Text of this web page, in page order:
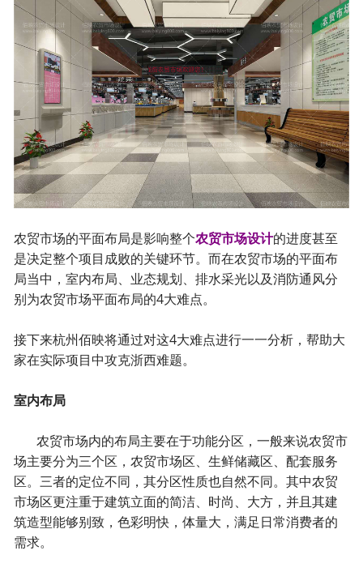
农贸市场的平面布局是影响整个农贸市场设计的进度甚至
是决定整个项目成败的关键环节。而在农贸市场的平面布
局当中，室内布局、业态规划、排水采光以及消防通风分
别为农贸市场平面布局的4大难点。
接下来杭州佰映将通过对这4大难点进行一一分析，帮助大
家在实际项目中攻克浙西难题。
室内布局
农贸市场内的布局主要在于功能分区，一般来说农贸市
场主要分为三个区，农贸市场区、生鲜储藏区、配套服务
区。三者的定位不同，其分区性质也自然不同。其中农贸
市场区更注重于建筑立面的简洁、时尚、大方，并且其建
筑造型能够别致，色彩明快，体量大，满足日常消费者的
需求。